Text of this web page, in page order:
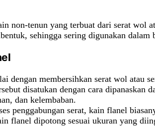
non-tenun yang terbuat dari serat
sehingga sering digunakan dalam
dengan membersihkan serat wol atau
disatukan dengan cara dipanaskan
dan kelembaban.
penggabungan serat, kain flanel
flanel dipotong sesuai ukuran yang